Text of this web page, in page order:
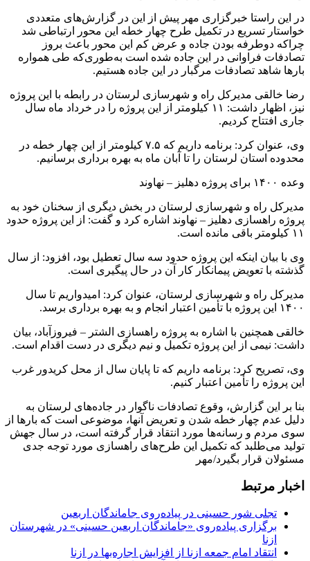
در این راستا خبرگزاری مهر پیش از این در گزارش‌های متعددی
خواستار تسریع در تکمیل طرح چهار خطه این محور ارتباطی شد
چراکه دوطرفه بودن جاده و عرض کم این محور باعث بروز
تصادفات فراوانی در این جاده شده است به‌طوری‌که طی همواره
بارها شاهد تصادفات مرگبار در این جاده هستیم.
رضا خالقی مدیرکل راه و شهرسازی لرستان در رابطه با این پروژه
نیز، اظهار داشت: ۱۱ کیلومتر از این پروژه را در خرداد ماه سال
جاری افتتاح کردیم.
وی، عنوان کرد: برنامه داریم که ۷.۵ کیلومتر از این چهار خطه در
محدوده استان لرستان را تا آبان ماه به بهره برداری برسانیم.
وعده ۱۴۰۰ برای پروژه دهلیز – نهاوند
مدیرکل راه و شهرسازی لرستان در بخش دیگری از سخنان خود به
پروژه راهسازی دهلیز – نهاوند اشاره کرد و گفت: از این پروژه حدود
۱۱ کیلومتر باقی مانده است.
وی با بیان اینکه این پروژه حدود سه سال تعطیل بود، افزود: از سال
گذشته با تعویض پیمانکار کار آن در حال پیگیری است.
مدیرکل راه و شهرسازی لرستان، عنوان کرد: امیدواریم تا سال
۱۴۰۰ این پروژه با تأمین اعتبار انجام و به بهره برداری برسد.
خالقی همچنین با اشاره به پروژه راهسازی الشتر – فیروزآباد، بیان
داشت: نیمی از این پروژه تکمیل و نیم دیگری در دست اقدام است.
وی، تصریح کرد: برنامه داریم که تا پایان سال از محل کریدور غرب
این پروژه را تأمین اعتبار کنیم.
بنا بر این گزارش، وقوع تصادفات ناگوار در جاده‌های لرستان به
دلیل عدم چهار خطه شدن و تعریض آنها، موضوعی است که بارها از
سوی مردم و رسانه‌ها مورد انتقاد قرار گرفته است، در سال جهش
تولید می‌طلبد که تکمیل این طرح‌های راهسازی مورد توجه جدی
مسئولان قرار بگیرد/مهر
اخبار مرتبط
تجلی شور حسینی در پیاده‌روی جاماندگان اربعین
برگزاری پیاده‌روی «جاماندگان اربعین حسینی» در شهرستان
ازنا
انتقاد امام جمعه ازنا از افزایش اجاره‌بها در ازنا